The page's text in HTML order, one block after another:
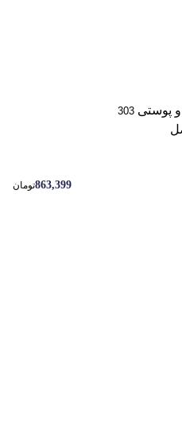
پوستی 303
863,399تومان